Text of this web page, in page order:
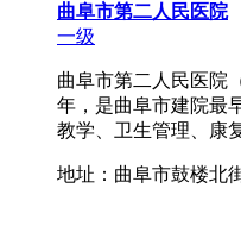
曲阜市第二人民医院
一级
曲阜市第二人民医院
年，是曲阜市建院最
教学、卫生管理、康
地址：曲阜市鼓楼北